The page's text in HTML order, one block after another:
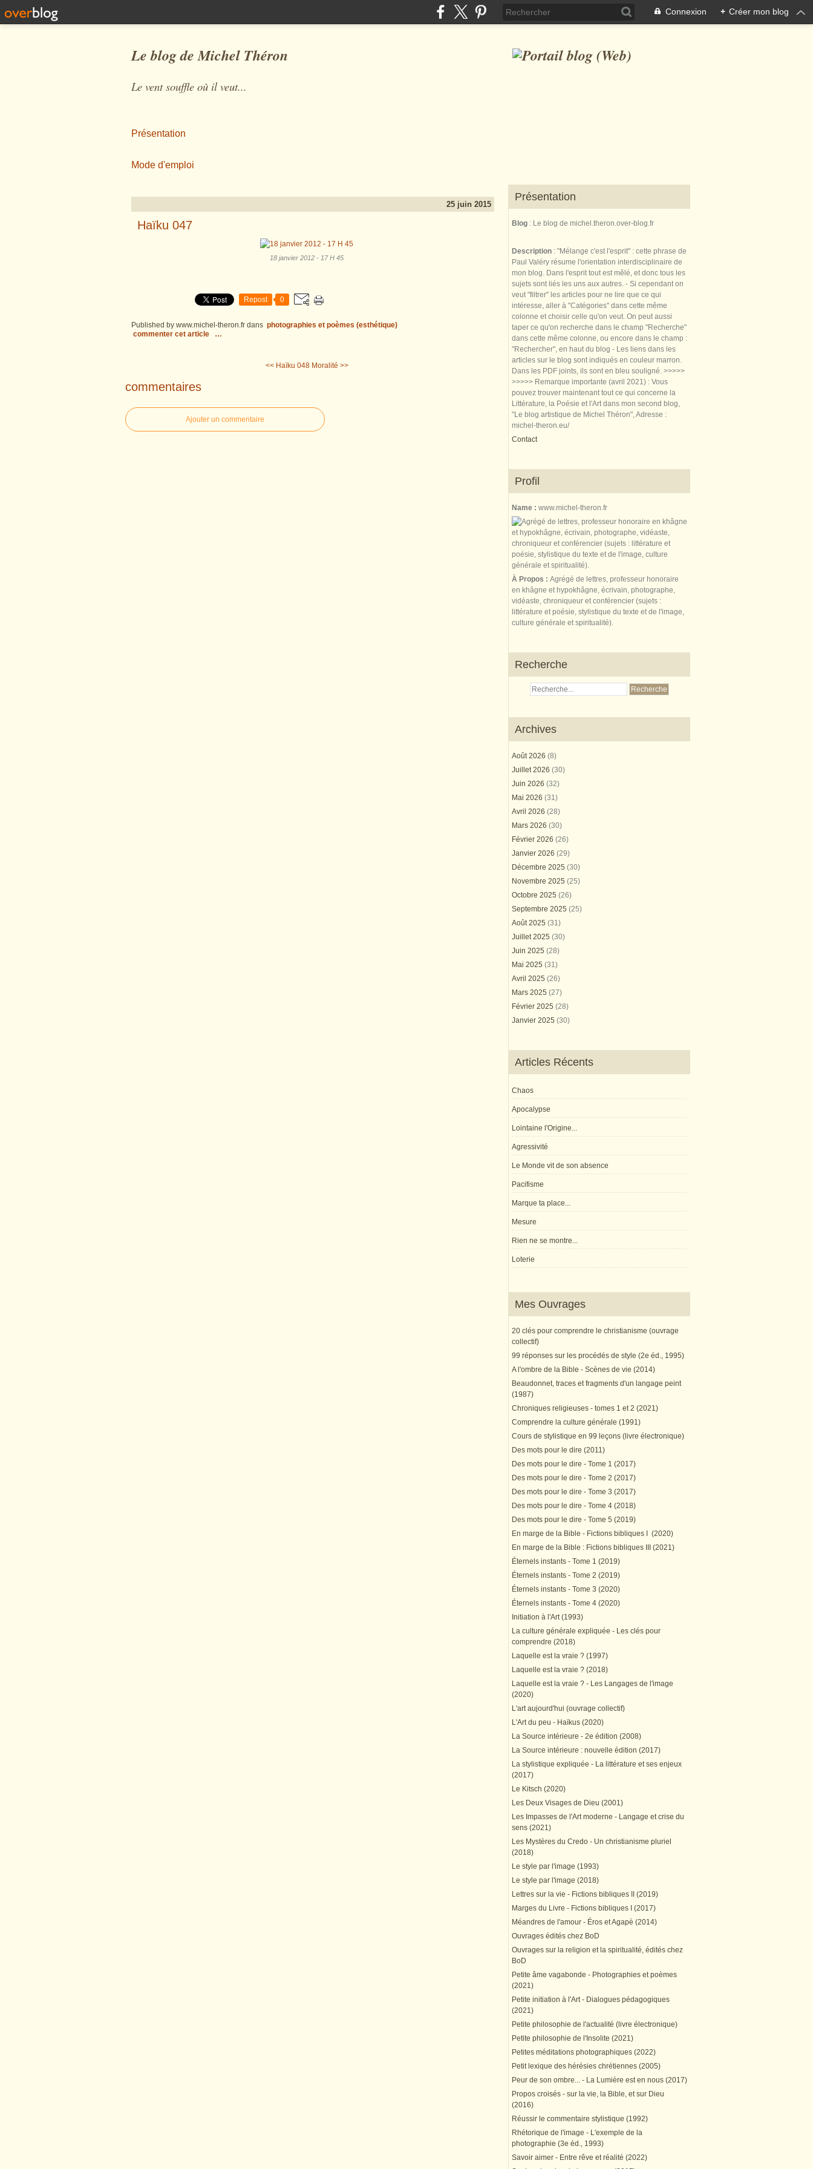
Connexion + Créer mon blog
Le blog de Michel Théron
Le vent souffle où il veut...
Présentation
Mode d'emploi
25 juin 2015
Haïku 047
18 janvier 2012 - 17 H 45
Repost 0
Published by www.michel-theron.fr dans photographies et poèmes (esthétique)
commenter cet article
…
<< Haïku 048 Moralité >>
commentaires
Ajouter un commentaire
Présentation
Blog : Le blog de michel.theron.over-blog.fr
Description : "Mélange c'est l'esprit" : cette phrase de
Paul Valéry résume l'orientation interdisciplinaire de
mon blog. Dans l'esprit tout est mêlé, et donc tous les
sujets sont liés les uns aux autres. - Si cependant on
veut "filtrer" les articles pour ne lire que ce qui
intéresse, aller à "Catégories" dans cette même
colonne et choisir celle qu'on veut. On peut aussi
taper ce qu'on recherche dans le champ "Recherche"
dans cette même colonne, ou encore dans le champ :
"Rechercher", en haut du blog - Les liens dans les
articles sur le blog sont indiqués en couleur marron.
Dans les PDF joints, ils sont en bleu souligné. >>>>>
>>>>> Remarque importante (avril 2021) : Vous
pouvez trouver maintenant tout ce qui concerne la
Littérature, la Poésie et l'Art dans mon second blog,
"Le blog artistique de Michel Théron", Adresse :
michel-theron.eu/
Contact
Profil
Name : www.michel-theron.fr
À Propos : Agrégé de lettres, professeur honoraire
en khâgne et hypokhâgne, écrivain, photographe,
vidéaste, chroniqueur et conférencier (sujets :
littérature et poésie, stylistique du texte et de l'image,
culture générale et spiritualité).
Recherche
Archives
Août 2026 (8)
Juillet 2026 (30)
Juin 2026 (32)
Mai 2026 (31)
Avril 2026 (28)
Mars 2026 (30)
Février 2026 (26)
Janvier 2026 (29)
Décembre 2025 (30)
Novembre 2025 (25)
Octobre 2025 (26)
Septembre 2025 (25)
Août 2025 (31)
Juillet 2025 (30)
Juin 2025 (28)
Mai 2025 (31)
Avril 2025 (26)
Mars 2025 (27)
Février 2025 (28)
Janvier 2025 (30)
Articles Récents
Chaos
Apocalypse
Lointaine l'Origine...
Agressivité
Le Monde vit de son absence
Pacifisme
Marque ta place...
Mesure
Rien ne se montre...
Loterie
Mes Ouvrages
20 clés pour comprendre le christianisme (ouvrage
collectif)
99 réponses sur les procédés de style (2e éd., 1995)
A l'ombre de la Bible - Scènes de vie (2014)
Beaudonnet, traces et fragments d'un langage peint
(1987)
Chroniques religieuses - tomes 1 et 2 (2021)
Comprendre la culture générale (1991)
Cours de stylistique en 99 leçons (livre électronique)
Des mots pour le dire (2011)
Des mots pour le dire - Tome 1 (2017)
Des mots pour le dire - Tome 2 (2017)
Des mots pour le dire - Tome 3 (2017)
Des mots pour le dire - Tome 4 (2018)
Des mots pour le dire - Tome 5 (2019)
En marge de la Bible - Fictions bibliques I (2020)
En marge de la Bible : Fictions bibliques III (2021)
Éternels instants - Tome 1 (2019)
Éternels instants - Tome 2 (2019)
Éternels instants - Tome 3 (2020)
Éternels instants - Tome 4 (2020)
Initiation à l'Art (1993)
La culture générale expliquée - Les clés pour
comprendre (2018)
Laquelle est la vraie ? (1997)
Laquelle est la vraie ? (2018)
Laquelle est la vraie ? - Les Langages de l'image
(2020)
L'art aujourd'hui (ouvrage collectif)
L'Art du peu - Haïkus (2020)
La Source intérieure - 2e édition (2008)
La Source intérieure : nouvelle édition (2017)
La stylistique expliquée - La littérature et ses enjeux
(2017)
Le Kitsch (2020)
Les Deux Visages de Dieu (2001)
Les Impasses de l'Art moderne - Langage et crise du
sens (2021)
Les Mystères du Credo - Un christianisme pluriel
(2018)
Le style par l'image (1993)
Le style par l'image (2018)
Lettres sur la vie - Fictions bibliques II (2019)
Marges du Livre - Fictions bibliques I (2017)
Méandres de l'amour - Éros et Agapè (2014)
Ouvrages édités chez BoD
Ouvrages sur la religion et la spiritualité, édités chez
BoD
Petite âme vagabonde - Photographies et poèmes
(2021)
Petite initiation à l'Art - Dialogues pédagogiques
(2021)
Petite philosophie de l'actualité (livre électronique)
Petite philosophie de l'Insolite (2021)
Petites méditations photographiques (2022)
Petit lexique des hérésies chrétiennes (2005)
Peur de son ombre... - La Lumière est en nous (2017)
Propos croisés - sur la vie, la Bible, et sur Dieu
(2016)
Réussir le commentaire stylistique (1992)
Rhétorique de l'image - L'exemple de la
photographie (3e éd., 1993)
Savoir aimer - Entre rêve et réalité (2022)